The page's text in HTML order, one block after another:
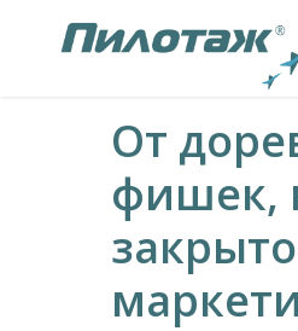
От
фишек,